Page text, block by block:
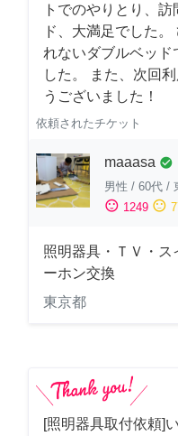
トでのやりとり、
ド、大満足でした
れないダブルベッド
した。 また、次回
うございました！
依頼されたチケット
maaasa check_circle
男性 / 60代 /
sentiment_satisfied 1249 sentiment_neutral
照明器具・ＴＶ・ス
ーホン交換
東京都
[照明器具取付依頼]